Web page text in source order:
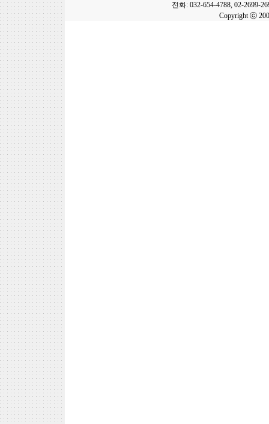
전화: 032-654-4788, 02-2699-
Copyright ⓒ